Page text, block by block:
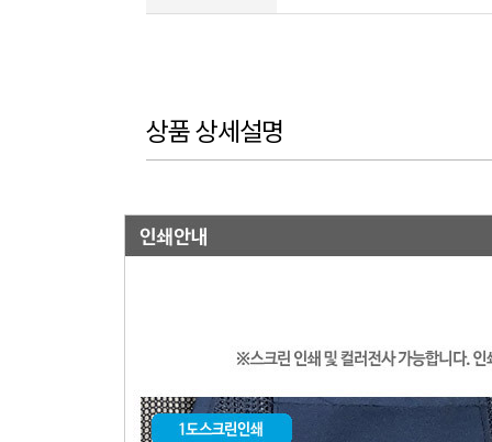
상품 상세설명